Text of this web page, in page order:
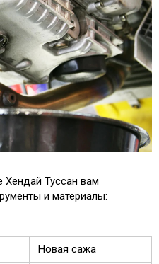
Хендай Туссан вам
и материалы:
Новая сажа